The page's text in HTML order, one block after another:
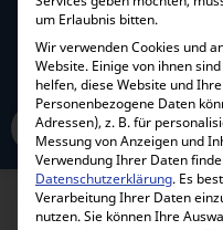
VICTRON
Home Alle Produkte
Victron Temperatursensor für
um Erlaubnis bitten.
Wir verwenden Cookies und
Website. Einige von ihnen
helfen, diese Website und
Personenbezogene Daten
Adressen), z. B. für
Messung von Anzeigen und
Verwendung Ihrer Daten
Datenschutzerklärung. Es
Verarbeitung Ihrer Daten
nutzen.Sie können Ihre